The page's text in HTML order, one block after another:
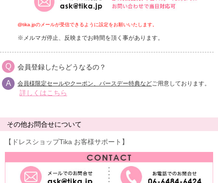
@tika.jpのメールが受信できるように設定をお願いいたします。
※メルマガ停止、反映までお時間を頂く事があります。
会員登録したらどうなるの？
会員様限定セールやクーポン、バースデー特典などご用意しております。
詳しくはこちら
その他お問合せについて
【ドレスショップTika お客様サポート】